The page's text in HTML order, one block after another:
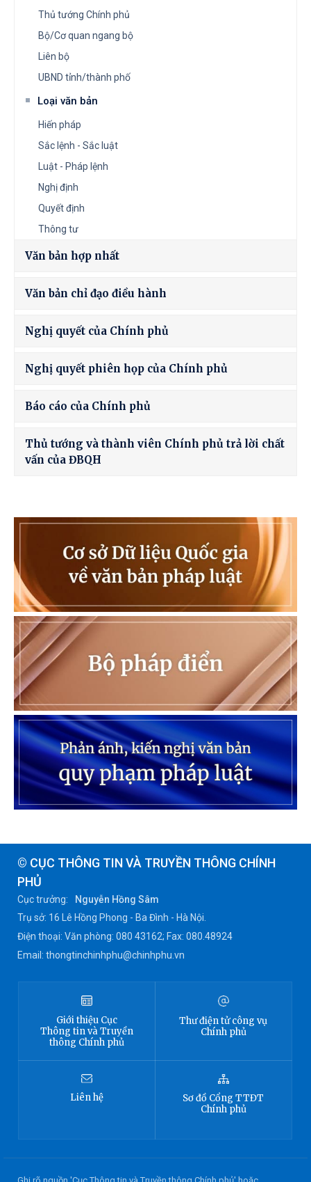
Thủ tướng Chính phủ
Bộ/Cơ quan ngang bộ
Liên bộ
UBND tỉnh/thành phố
Loại văn bản
Hiến pháp
Sắc lệnh - Sắc luật
Luật - Pháp lệnh
Nghị định
Quyết định
Thông tư
Văn bản hợp nhất
Văn bản chỉ đạo điều hành
Nghị quyết của Chính phủ
Nghị quyết phiên họp của Chính phủ
Báo cáo của Chính phủ
Thủ tướng và thành viên Chính phủ trả lời chất
vấn của ĐBQH
© CỤC THÔNG TIN VÀ TRUYỀN THÔNG CHÍNH
PHỦ
Cục trưởng:
Nguyễn Hồng Sâm
Trụ sở: 16 Lê Hồng Phong - Ba Đình - Hà Nội.
Điện thoại: Văn phòng: 080 43162; Fax: 080.48924
Email: thongtinchinhphu@chinhphu.vn
Giới thiệu Cục
Thông tinvà Truyền
thông Chính phủ
Thư điện tử công vụ
Chính phủ
Liên hệ Sơ đồ Cổng TTĐT
Chính phủ